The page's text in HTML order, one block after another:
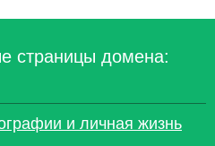
страницы домена:
и личная жизнь